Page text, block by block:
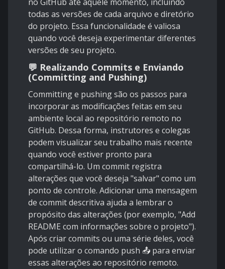
todas as versões de cada arquivo e diretório
do projeto. Essa funcionalidade é valiosa
quando você deseja experimentar diferentes
versões de seu projeto.
💬 Realizando Commits e Enviando
(Committing and Pushing)
Committing e pushing são os passos para
incorporar as modificações feitas em seu
ambiente local ao repositório remoto no
GitHub. Dessa forma, instrutores e colegas
podem visualizar seu trabalho mais recente
quando você estiver pronto para
compartilhá-lo. Um commit registra
alterações que você deseja "salvar" como um
ponto de controle. Adicionar uma mensagem
de commit descritiva ajuda a lembrar o
propósito das alterações (por exemplo, "Add
README com informações sobre o projeto").
Após criar commits ou uma série deles, você
pode utilizar o comando push 📤 para enviar
essas alterações ao repositório remoto.